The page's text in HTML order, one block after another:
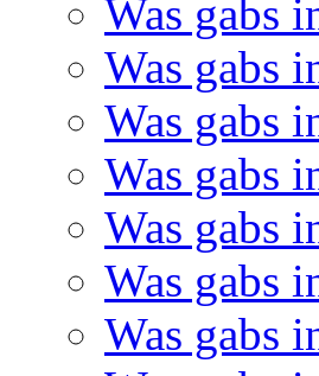
Was gabs
Was gabs
Was gabs
Was gabs
Was gabs
Was gabs
Was gabs